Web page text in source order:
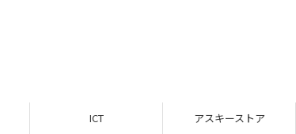
ICT アスキーストア